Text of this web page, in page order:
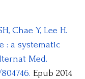
Chae Y, Lee H.
: a systematic
Med.
Epub 2014